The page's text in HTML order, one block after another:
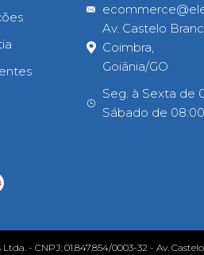
Av. Castelo
Coimbra,
Goiânia/GO
Seg. à Sexta de
Sábado de
- CNPJ: 01.847.854/0003-32 - Av.